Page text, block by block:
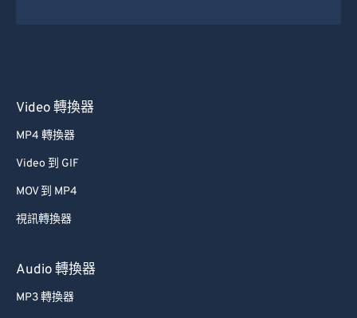
Video 轉換器
MP4 轉換器
Video 到 GIF
MOV 到 MP4
視訊轉換器
Audio 轉換器
MP3 轉換器